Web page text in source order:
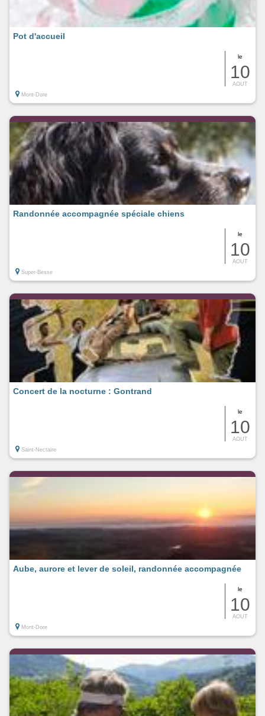
le
10
AOUT
Pot d'accueil
Mont-Dore
le
10
AOUT
Randonnée accompagnée spéciale chiens
Super-Besse
le
10
AOUT
Concert de la nocturne : Gontrand
Saint-Nectaire
le
10
AOUT
Aube, aurore et lever de soleil, randonnée accompagnée
Mont-Dore